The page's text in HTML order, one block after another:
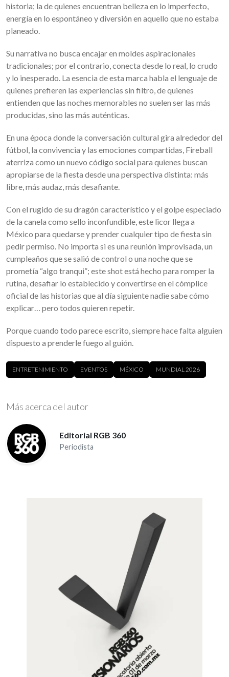
historia; la de quienes encuentran belleza en lo imperfecto,
energía en lo espontáneo y diversión en aquello que no estaba
planeado.
Su narrativa no busca encajar en moldes aspiracionales
tradicionales; por el contrario, conecta desde lo real, lo crudo
y lo inesperado. La esencia de esta marca habla el lenguaje de
quienes prefieren las experiencias sin filtro, de quienes
entienden que las noches memorables no suelen ser las más
producidas, sino las más auténticas.
En una época donde la conversación cultural gira alrededor del
fútbol, la convivencia y las emociones compartidas, Fireball
aterriza como un nuevo código social para quienes buscan
apropiarse de la fiesta desde una perspectiva distinta: más
libre, más audaz, más desafiante.
Con el rugido de su dragón característico y el golpe especiado
de la canela como sello inconfundible, este licor llega a
México para quedarse y prender cualquier tipo de fiesta sin
pedir permiso. No importa si es una reunión improvisada, un
cumpleaños que se salió de control o una noche que se
prometía “algo tranqui”; este shot está hecho para romper la
rutina, desafiar lo establecido y convertirse en el cómplice
oficial de las historias que al día siguiente nadie sabe cómo
explicar… pero todos quieren repetir.
Porque cuando todo parece escrito, siempre hace falta alguien
dispuesto a prenderle fuego al guión.
ENTRETENIMIENTO EVENTOS MÉXICO MUNDIAL 2026
Más acerca del autor
Editorial RGB 360
Periodista